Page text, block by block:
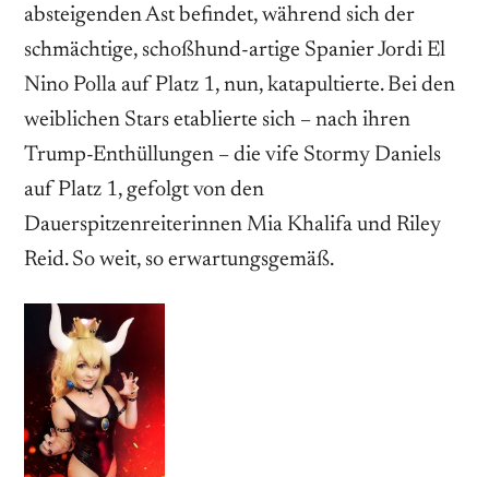
absteigenden Ast befindet, während sich der
schmächtige, schoßhund-artige Spanier Jordi El
Nino Polla auf Platz 1, nun, katapultierte. Bei den
weiblichen Stars etablierte sich – nach ihren
Trump-Enthüllungen – die vife Stormy Daniels
auf Platz 1, gefolgt von den
Dauerspitzenreiterinnen Mia Khalifa und Riley
Reid. So weit, so erwartungsgemäß.